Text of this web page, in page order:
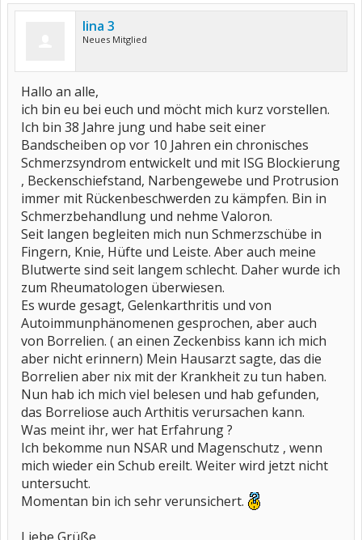
lina 3
Neues Mitglied
Hallo an alle,
ich bin eu bei euch und möcht mich kurz vorstellen.
Ich bin 38 Jahre jung und habe seit einer
Bandscheiben op vor 10 Jahren ein chronisches
Schmerzsyndrom entwickelt und mit ISG Blockierung
, Beckenschiefstand, Narbengewebe und Protrusion
immer mit Rückenbeschwerden zu kämpfen. Bin in
Schmerzbehandlung und nehme Valoron.
Seit langen begleiten mich nun Schmerzschübe in
Fingern, Knie, Hüfte und Leiste. Aber auch meine
Blutwerte sind seit langem schlecht. Daher wurde ich
zum Rheumatologen überwiesen.
Es wurde gesagt, Gelenkarthritis und von
Autoimmunphänomenen gesprochen, aber auch
von Borrelien. ( an einen Zeckenbiss kann ich mich
aber nicht erinnern) Mein Hausarzt sagte, das die
Borrelien aber nix mit der Krankheit zu tun haben.
Nun hab ich mich viel belesen und hab gefunden,
das Borreliose auch Arthitis verursachen kann.
Was meint ihr, wer hat Erfahrung ?
Ich bekomme nun NSAR und Magenschutz , wenn
mich wieder ein Schub ereilt. Weiter wird jetzt nicht
untersucht.
Momentan bin ich sehr verunsichert.